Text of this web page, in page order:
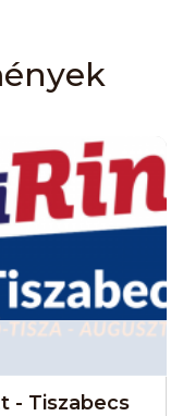
- Tiszabecs